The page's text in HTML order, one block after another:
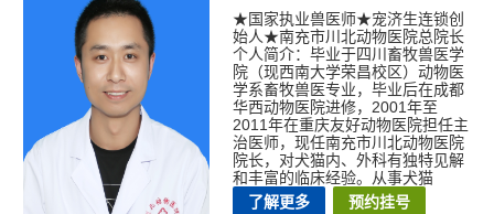
★国家执业兽医师★宠济生连锁创
始人★南充市川北动物医院总院长
个人简介：毕业于四川畜牧兽医学
院（现西南大学荣昌校区）动物医
学系畜牧兽医专业，毕业后在成都
华西动物医院进修，2001年至
2011年在重庆友好动物医院担任主
治医师，现任南充市川北动物医院
院长，对犬猫内、外科有独特见解
和丰富的临床经验。从事犬猫
了解更多
预约挂号